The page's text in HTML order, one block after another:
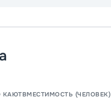
КАЮТВМЕСТИМОСТЬ (ЧЕЛОВЕК)